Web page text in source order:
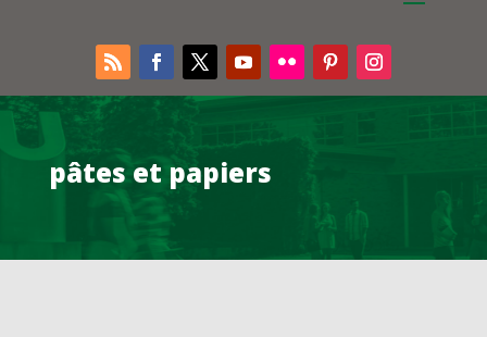
pâtes et papiers